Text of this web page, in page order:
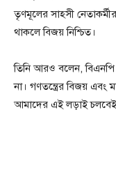
তৃণমূলের সাহসী
থাকলে বিজয় নিশ্চিত।
তিনি আরও বলেন,
না। গণতন্ত্রের বিজয় এবং
আমাদের এই লড়াই